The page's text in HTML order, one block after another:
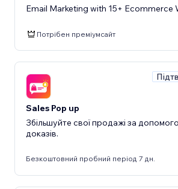
Email Marketing with 15+ Ecommerce
Потрібен преміумсайт
Sales Pop up
Збільшуйте свої продажі за
доказів.
Безкоштовний пробний період 7 дн.